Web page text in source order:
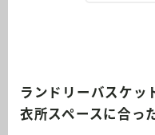
ランドリーバスケッ
衣所スペースに合っ